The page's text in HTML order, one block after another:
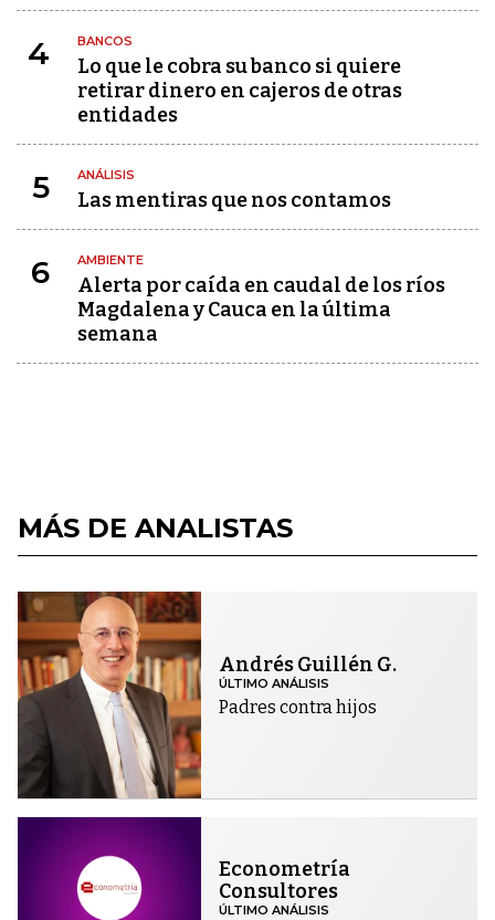
4 BANCOS
Lo que le cobra su banco si quiere
retirar dinero en cajeros de otras
entidades
5 ANÁLISIS
Las mentiras que nos contamos
6 AMBIENTE
Alerta por caída en caudal de los ríos
Magdalena y Cauca en la última
semana
MÁS DE ANALISTAS
Andrés Guillén G.
ÚLTIMO ANÁLISIS
Padres contra hijos
Econometría
Consultores
ÚLTIMO ANÁLISIS